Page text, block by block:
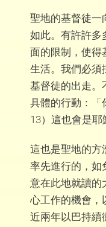
聖地的基督徒一
如此。有許許多
面的限制，使得
生活。我們必須
基督徒的出走。
具體的行動：「
13）這也會是耶
這也是聖地的方
率先進行的，如
意在此地就讀的
心工作的機會，
近兩年以巴持續